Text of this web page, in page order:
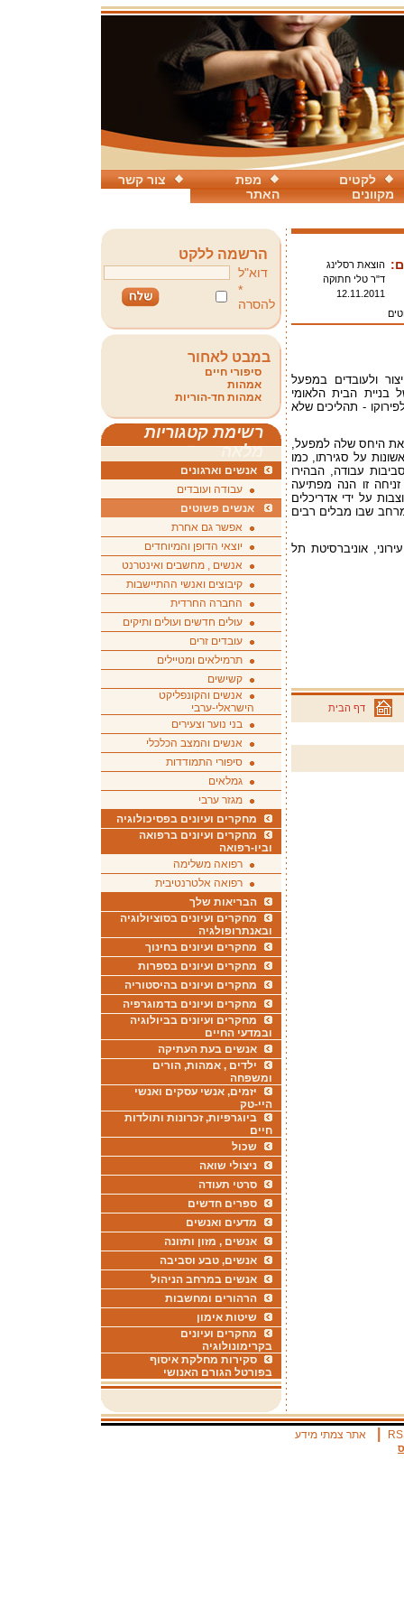
צור קשר
מפת
האתר
לקטים
מקוונים
הוצאת רסלינג
ד"ר טלי חתוקה
12.11.2011
ולעובדים במפעל
בניית הבית הלאומי
- תהליכים שלא
את היחס שלה למפעל,
על סגירתו, כמו
עבודה, הבהירו
זו הנה מפתיעה
על ידי אדריכלים
שבו מבלים רבים
אוניברסיטת תל
דף הבית
הרשמה ללקט
דוא"ל
*
להסרה
במבט לאחור
סיפורי חיים
אמהות
אמהות חד-הוריות
רשימת קטגוריות
מלאה
אנשים וארגונים
עבודה ועובדים
אנשים פשוטים
אפשר גם אחרת
יוצאי הדופן והמיוחדים
אנשים , מחשבים ואינטרנט
קיבוצים ואנשי ההתיישבות
החברה החרדית
עולים חדשים ועולים ותיקים
עובדים זרים
תרמילאים ומטיילים
קשישים
אנשים והקונפליקט
הישראלי-ערבי
בני נוער וצעירים
אנשים והמצב הכלכלי
סיפורי התמודדות
גמלאים
מגזר ערבי
מחקרים ועיונים בפסיכולוגיה
מחקרים ועיונים ברפואה
וביו-רפואה
רפואה משלימה
רפואה אלטרנטיבית
הבריאות שלך
מחקרים ועיונים בסוציולוגיה
ובאנתרופולגיה
מחקרים ועיונים בחינוך
מחקרים ועיונים בספרות
מחקרים ועיונים בהיסטוריה
מחקרים ועיונים בדמוגרפיה
מחקרים ועיונים בביולוגיה
ובמדעי החיים
אנשים בעת העתיקה
ילדים , אמהות, הורים
ומשפחה
יזמים, אנשי עסקים ואנשי
היי-טק
ביוגרפיות, זכרונות ותולדות
חיים
שכול
ניצולי שואה
סרטי תעודה
ספרים חדשים
מדעים ואנשים
אנשים , מזון ותזונה
אנשים, טבע וסביבה
אנשים במרחב הניהול
הרהורים ומחשבות
שיטות אימון
מחקרים ועיונים
בקרימונולוגיה
סקירות מחלקת איסוף
בפורטל הגורם האנושי
אתר צמתי מידע